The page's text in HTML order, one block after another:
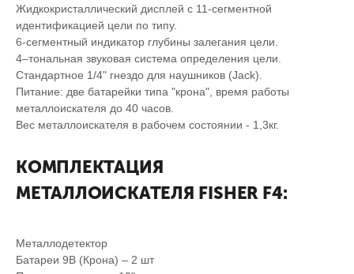
Жидкокристаллический дисплей с 11-сегментной
идентификацией цели по типу.
6-сегментный индикатор глубины залегания цели.
4–тональная звуковая система определения цели.
Стандартное 1/4" гнездо для наушников (Jack).
Питание: две батарейки типа "крона", время работы
металлоискателя до 40 часов.
Вес металлоискателя в рабочем состоянии - 1,3кг.
КОМПЛЕКТАЦИЯ
МЕТАЛЛОИСКАТЕЛЯ FISHER F4:
Металлодетектор
Батареи 9В (Крона) – 2 шт